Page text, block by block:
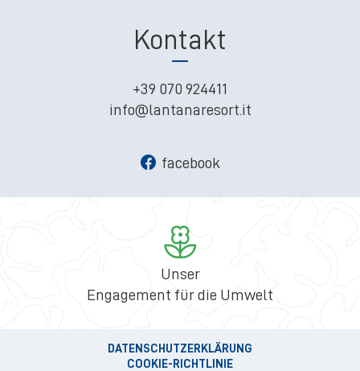
Kontakt
+39 070 924411
info@lantanaresort.it
facebook
Unser
Engagement für die Umwelt
DATENSCHUTZERKLÄRUNG
COOKIE-RICHTLINIE